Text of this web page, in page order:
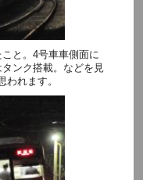
と。4号車車側面に
ンク搭載。などを見
れます。